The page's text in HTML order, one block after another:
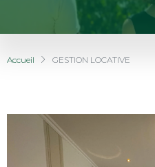
Accueil GESTION LOCATIVE